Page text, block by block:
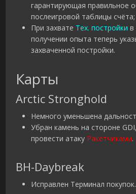
гарантирующая правильное
послеигровой таблицы счёта;
При захвате Тех. постройки в
получении опыта теперь
захваченной постройки.
Карты
Arctic Stronghold
Немного уменьшена
Убран камень на стороне
провести атаку Ракетчиками.
BH-Daybreak
Исправлен Терминал покупок.